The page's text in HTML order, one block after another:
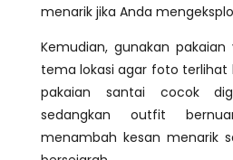
menarik jika Anda
Kemudian, gunakan
tema lokasi agar foto terlihat
pakaian santai cocok
sedangkan outfit
menambah kesan menarik